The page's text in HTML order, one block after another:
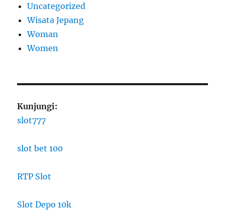
Uncategorized
Wisata Jepang
Woman
Women
Kunjungi:
slot777
slot bet 100
RTP Slot
Slot Depo 10k